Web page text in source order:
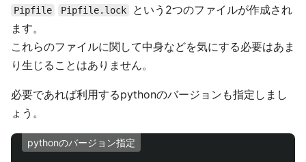
Pipfile Pipfile.lock
という2つのファイルが作成され
ます。
これらのファイルに関して中身などを気にする必要はあま
り生じることはありません。
必要であれば利用するpythonのバージョンも指定しまし
ょう。
pythonのバージョン指定